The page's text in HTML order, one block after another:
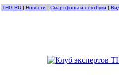
THG.RU | Новости | Смартфоны и ноутбуки |